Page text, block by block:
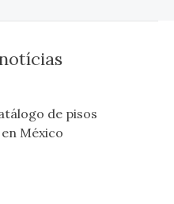
de pisos
México